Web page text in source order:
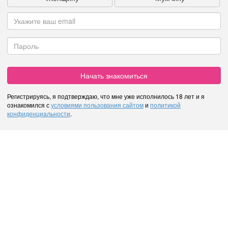
Начать знакомиться
Регистрируясь, я подтверждаю, что мне уже исполнилось 18 лет и я
ознакомился сусловиями пользования сайтоми политикой
конфиденциальности.